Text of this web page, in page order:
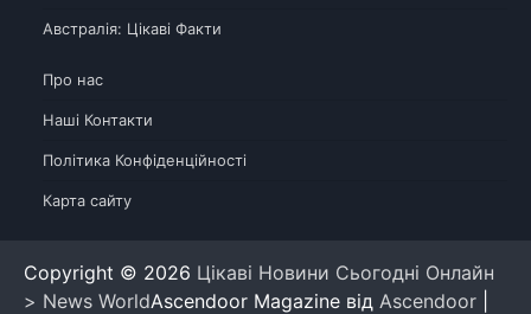
Австралія: Цікаві Факти
Про нас
Наші Контакти
Політика Конфіденційності
Карта сайту
Copyright © 2026 Цікаві Новини Сьогодні Онлайн
> News WorldAscendoor Magazine від Ascendoor